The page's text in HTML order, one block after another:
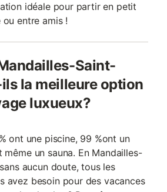
idéale pour partir en petit
entre amis !
Saint-
la meilleure option
luxueux?
ont une piscine, 99 %ont un
un sauna. En Mandailles-
aucun doute, tous les
avez besoin pour des vacances